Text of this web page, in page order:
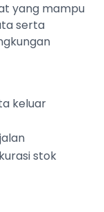
yang mampu
serta
keluar
stok